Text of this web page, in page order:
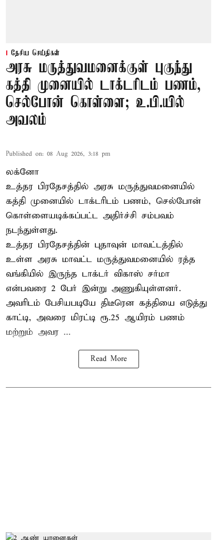
தேசிய செய்திகள்
அரசு மருத்துவமனைக்குள் புகுந்து
கத்தி முனையில் டாக்டரிடம் பணம்,
செல்போன் கொள்ளை; உ.பி.யில்
அவலம்
Published on: 08 Aug 2026, 3:18 pm
லக்னோ
உத்தர பிரதேசத்தில் அரசு மருத்துவமனையில்
கத்தி முனையில் டாக்டரிடம் பணம், செல்போன்
கொள்ளையடிக்கப்பட்ட அதிர்ச்சி சம்பவம்
நடந்துள்ளது.
உத்தர பிரதேசத்தின் புதாவுன் மாவட்டத்தில்
உள்ள அரசு மாவட்ட மருத்துவமனையில் ரத்த
வங்கியில் இருந்த டாக்டர் விகாஸ் சர்மா
என்பவரை 2 பேர் இன்று அணுகியுள்ளனர்.
அவரிடம் பேசியபடியே திடீரென கத்தியை எடுத்து
காட்டி, அவரை மிரட்டி ரூ.25 ஆயிரம் பணம்
மற்றும் அவர ...
Read More